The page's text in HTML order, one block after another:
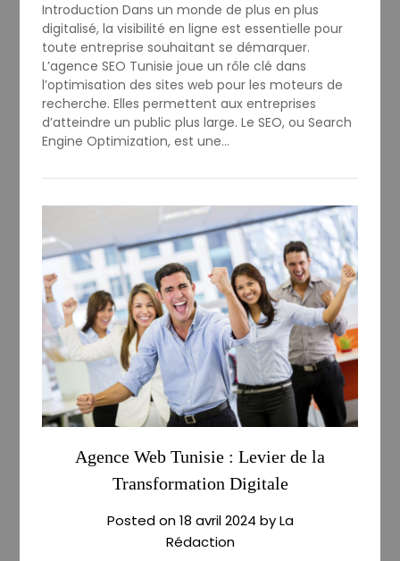
Introduction Dans un monde de plus en plus
digitalisé, la visibilité en ligne est essentielle pour
toute entreprise souhaitant se démarquer.
L’agence SEO Tunisie joue un rôle clé dans
l’optimisation des sites web pour les moteurs de
recherche. Elles permettent aux entreprises
d’atteindre un public plus large. Le SEO, ou Search
Engine Optimization, est une…
Agence Web Tunisie : Levier de la
Transformation Digitale
Posted on18 avril 2024 byLa
Rédaction